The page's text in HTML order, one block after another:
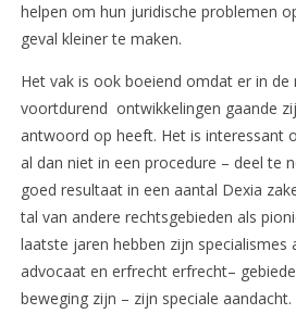
helpen om hun juridische problemen
geval kleiner te maken.
Het vak is ook boeiend omdat er in de
voortdurend ontwikkelingen gaande
antwoord op heeft. Het is interessant
al dan niet in een procedure – deel te
goed resultaat in een aantal Dexia
tal van andere rechtsgebieden als
laatste jaren hebben zijn specialismes
advocaat en erfrecht erfrecht–
beweging zijn – zijn speciale aandacht.